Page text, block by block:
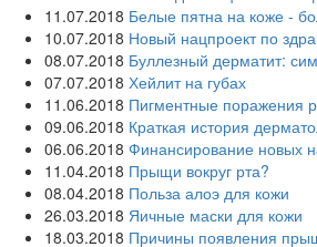
11.07.2018 Белые пятна на коже -
10.07.2018 Новый нацпроект по
08.07.2018 Буллезный дерматит:
07.07.2018 Хейлит на губах
11.06.2018 Пигментные поражения
09.06.2018 Краткая история
06.06.2018 Финансирование новых
11.04.2018 Прыщи вокруг рта?
08.04.2018 Польза алоэ для кожи
26.03.2018 Яичные маски для кожи
18.03.2018 Причины появления